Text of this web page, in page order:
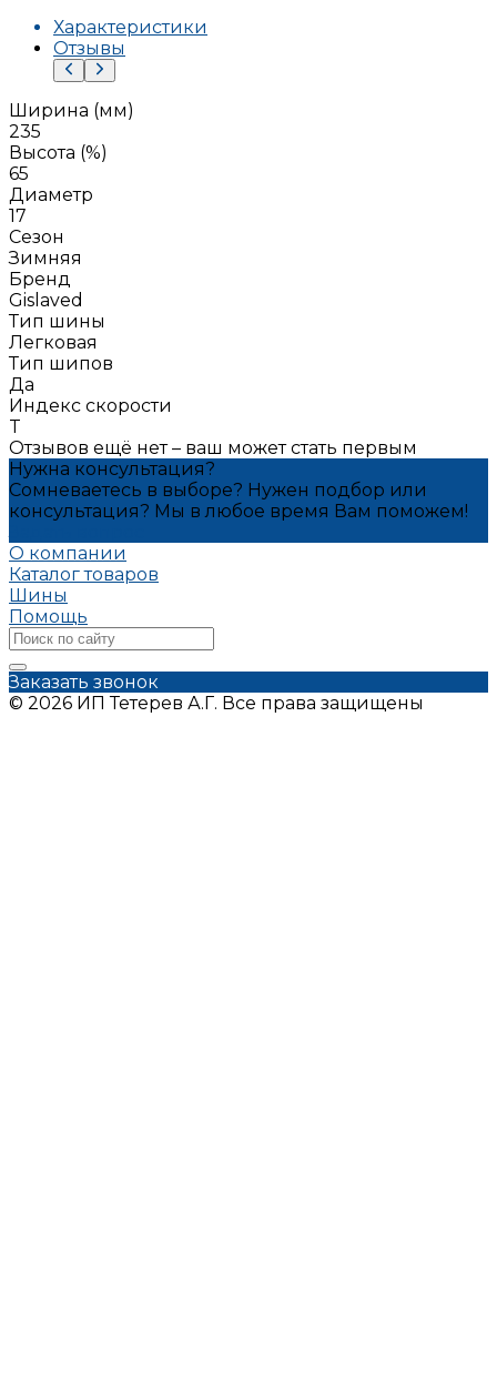
Характеристики
Отзывы
Ширина (мм)
235
Высота (%)
65
Диаметр
17
Сезон
Зимняя
Бренд
Gislaved
Тип шины
Легковая
Тип шипов
Да
Индекс скорости
T
Отзывов ещё нет – ваш может стать первым
Нужна консультация?
Сомневаетесь в выборе? Нужен подбор или
консультация? Мы в любое время Вам поможем!
О компании
Каталог товаров
Шины
Помощь
Заказать звонок
© 2026 ИП Тетерев А.Г. Все права защищены